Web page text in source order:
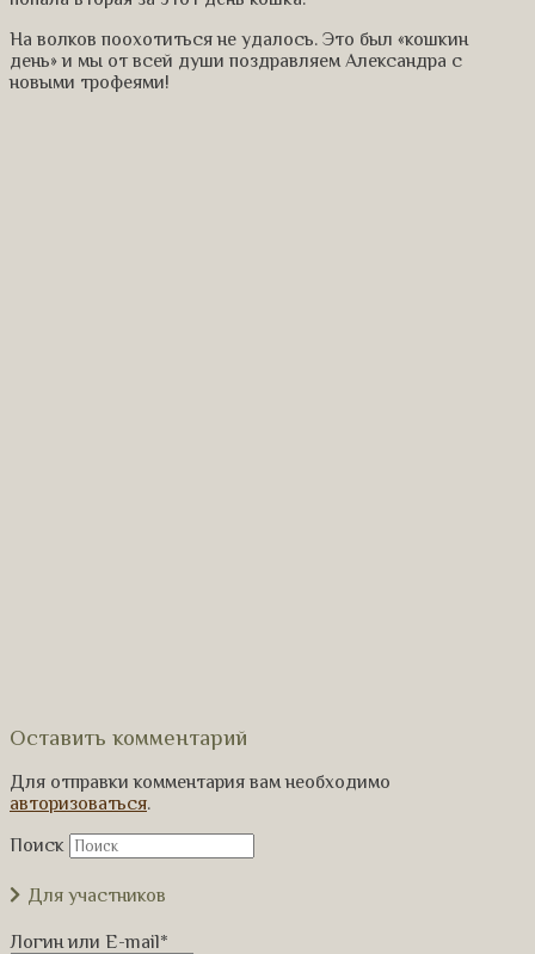
На волков поохотиться не удалось. Это был «кошкин
день» и мы от всей души поздравляем Александра с
новыми трофеями!
Оставить комментарий
Для отправки комментария вам необходимо
авторизоваться.
Поиск
Для участников
Логин или E-mail*